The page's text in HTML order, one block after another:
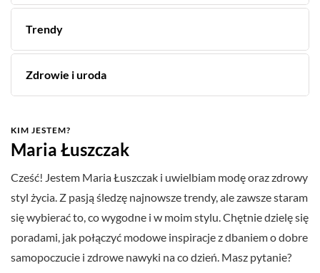
Trendy
Zdrowie i uroda
KIM JESTEM?
Maria Łuszczak
Cześć! Jestem Maria Łuszczak i uwielbiam modę oraz zdrowy
styl życia. Z pasją śledzę najnowsze trendy, ale zawsze staram
się wybierać to, co wygodne i w moim stylu. Chętnie dzielę się
poradami, jak połączyć modowe inspiracje z dbaniem o dobre
samopoczucie i zdrowe nawyki na co dzień. Masz pytanie?